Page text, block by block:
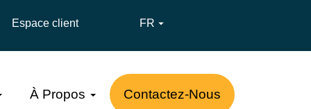
Espace client FR 
À Propos Contactez-Nous